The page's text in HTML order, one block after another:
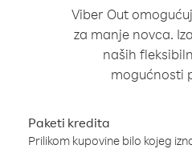
Viber Out
za manje novca.
naših
mogućnosti
Paketi kredita
Prilikom kupovine bilo kojeg